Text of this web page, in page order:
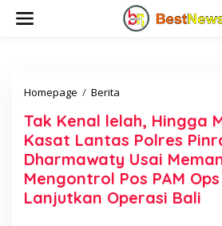
Homepage / Berita
k
K
e
n
a
l
l
Tak Kenal lelah, Hingga
Kasat Lantas Polres
Dharmawaty Usai
Mengontrol Pos PAM
Lanjutkan Operasi Bali